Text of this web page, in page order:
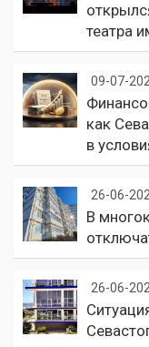
театра
09-07-
как
в
26-06-
В
26-06-